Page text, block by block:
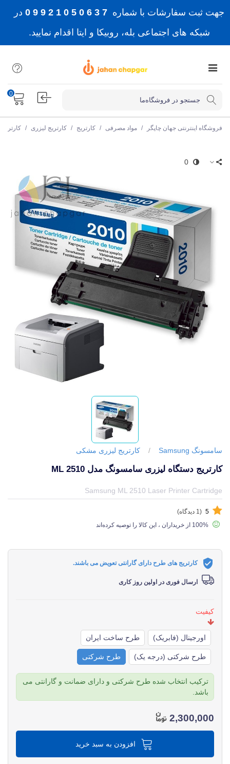
جهت ثبت سفارشات با شماره 7 3 6 0 5 0 1 2 9 9 0
در
شبکه های اجتماعی بله، روبیکا و ایتا اقدام نمایید.
0
فروشگاه اینترنتی جهان چاپگر / مواد مصرفی / کارتریج / کارتریج لیزری /
0
سامسونگ Samsung / کارتریج لیزری مشکی
کارتریج دستگاه لیزری سامسونگ مدل ML 2510
Samsung ML 2510 Laser Printer Cartridge
5 (1 دیدگاه)
کارتریج های طرح دارای گارانتی تعویض می باشند.
ارسال فوری در اولین روز کاری
کیفیت
اورجینال (فابریک) طرح ساخت ایران
طرح شرکتی (درجه یک) طرح شرکتی
ترکیب انتخاب شده طرح شرکتی و دارای ضمانت و گارانتی می
باشد.
2,300,000
افزودن به سبد خرید